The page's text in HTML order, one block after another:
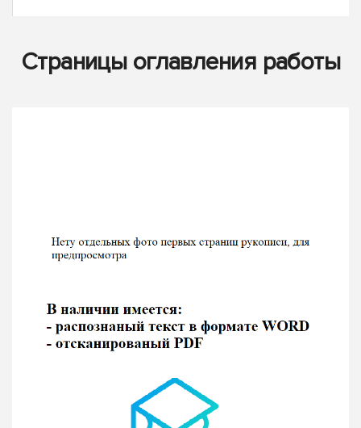
Страницы оглавления работы